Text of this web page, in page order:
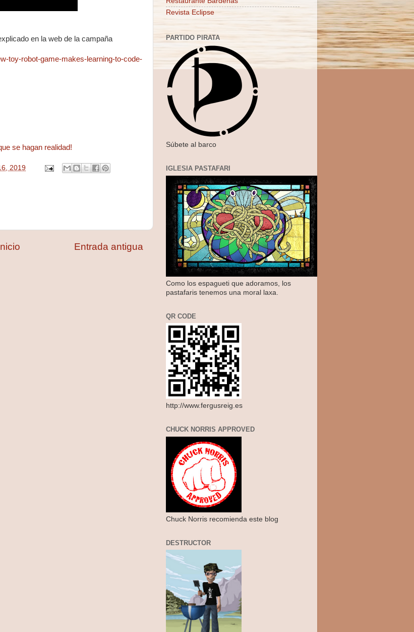
en la web de la campaña
toy-robot-game-makes-learning-to-code-
se hagan realidad!
2019
Entrada antigua
Revista Eclipse
PARTIDO PIRATA
Súbete al barco
IGLESIA PASTAFARI
Como los espagueti que adoramos, los
pastafaris tenemos una moral laxa.
QR CODE
http://www.fergusreig.es
CHUCK NORRIS APPROVED
Chuck Norris recomienda este blog
DESTRUCTOR